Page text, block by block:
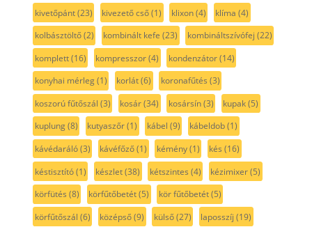
kivetőpánt(23) kivezető cső(1) klixon(4) klíma (4)
kolbásztöltő(2) kombinált kefe (23) kombináltszívófej (22)
komplett(16) kompresszor(4) kondenzátor(14)
konyhai mérleg(1) korlát(6) koronafűtés (3)
koszorú fűtőszál (3) kosár(34) kosársín(3) kupak(5)
kuplung(8) kutyaszőr(1) kábel (9) kábeldob(1)
kávédaráló(3) kávéfőző(1) kémény(1) kés (16)
késtisztító(1) készlet(38) kétszintes (4) kézimixer(5)
körfütés (8) körfűtőbetét(5) kör fűtőbetét(5)
körfűtőszál (6) középső(9) külső(27) laposszíj (19)